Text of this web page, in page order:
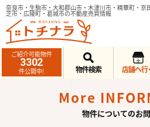
奈良市・生駒市・大和郡山市・木津川市・精華町・京
芝市・広陵町・葛城市の不動産売買情報
ご紹介可能物件
3302
件公開中! 物件検索 店舗へ行
More
物件についてのお